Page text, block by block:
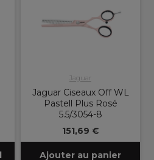
Jaguar
Jaguar Ciseaux Off WL
Pastell Plus Rosé
5.5/3054-8
151,69 €
Ajouter au panier